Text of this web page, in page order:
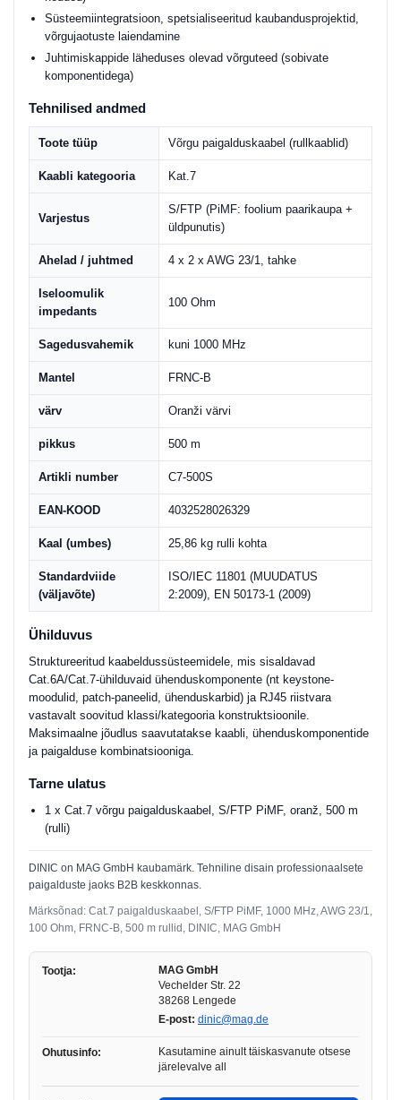
Süsteemiintegratsioon, spetsialiseeritud kaubandusprojektid,
võrgujaotuste laiendamine
Juhtimiskappide läheduses olevad võrguteed (sobivate
komponentidega)
Tehnilised andmed
Toote tüüp Võrgu paigalduskaabel (rullkaablid)
Kaabli kategooria Kat.7
Varjestus
S/FTP (PiMF: foolium paarikaupa +
üldpunutis)
Ahelad / juhtmed 4 x 2 x AWG 23/1, tahke
Iseloomulik
impedants
100 Ohm
Sagedusvahemik kuni 1000 MHz
Mantel FRNC-B
värv Oranži värvi
pikkus 500 m
Artikli number C7-500S
EAN-KOOD 4032528026329
Kaal (umbes) 25,86 kg rulli kohta
Standardviide
(väljavõte)
ISO/IEC 11801 (MUUDATUS
2:2009), EN 50173-1 (2009)
Ühilduvus
Struktureeritud kaabeldussüsteemidele, mis sisaldavad
Cat.6A/Cat.7-ühilduvaid ühenduskomponente (nt keystone-
moodulid, patch-paneelid, ühenduskarbid) ja RJ45 riistvara
vastavalt soovitud klassi/kategooria konstruktsioonile.
Maksimaalne jõudlus saavutatakse kaabli, ühenduskomponentide
ja paigalduse kombinatsiooniga.
Tarne ulatus
1 x Cat.7 võrgu paigalduskaabel, S/FTP PiMF, oranž, 500 m
(rulli)
DINIC on MAG GmbH kaubamärk. Tehniline disain professionaalsete
paigalduste jaoks B2B keskkonnas.
Märksõnad: Cat.7 paigalduskaabel, S/FTP PiMF, 1000 MHz, AWG 23/1,
100 Ohm, FRNC-B, 500 m rullid, DINIC, MAG GmbH
Tootja:
MAG GmbH
Vechelder Str. 22
38268 Lengede
E-post: dinic@mag.de
Ohutusinfo:
Kasutamine ainult täiskasvanute otsese
järelevalve all